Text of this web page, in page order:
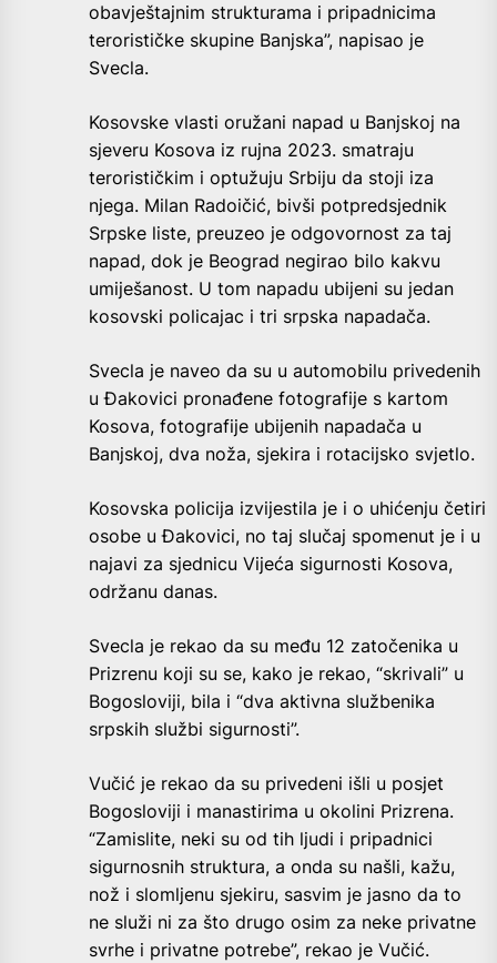
obavještajnim strukturama i pripadnicima
terorističke skupine Banjska”, napisao je
Svecla.
Kosovske vlasti oružani napad u Banjskoj na
sjeveru Kosova iz rujna 2023. smatraju
terorističkim i optužuju Srbiju da stoji iza
njega. Milan Radoičić, bivši potpredsjednik
Srpske liste, preuzeo je odgovornost za taj
napad, dok je Beograd negirao bilo kakvu
umiješanost. U tom napadu ubijeni su jedan
kosovski policajac i tri srpska napadača.
Svecla je naveo da su u automobilu privedenih
u Đakovici pronađene fotografije s kartom
Kosova, fotografije ubijenih napadača u
Banjskoj, dva noža, sjekira i rotacijsko svjetlo.
Kosovska policija izvijestila je i o uhićenju četiri
osobe u Đakovici, no taj slučaj spomenut je i u
najavi za sjednicu Vijeća sigurnosti Kosova,
održanu danas.
Svecla je rekao da su među 12 zatočenika u
Prizrenu koji su se, kako je rekao, “skrivali” u
Bogosloviji, bila i “dva aktivna službenika
srpskih službi sigurnosti”.
Vučić je rekao da su privedeni išli u posjet
Bogosloviji i manastirima u okolini Prizrena.
“Zamislite, neki su od tih ljudi i pripadnici
sigurnosnih struktura, a onda su našli, kažu,
nož i slomljenu sjekiru, sasvim je jasno da to
ne služi ni za što drugo osim za neke privatne
svrhe i privatne potrebe”, rekao je Vučić.